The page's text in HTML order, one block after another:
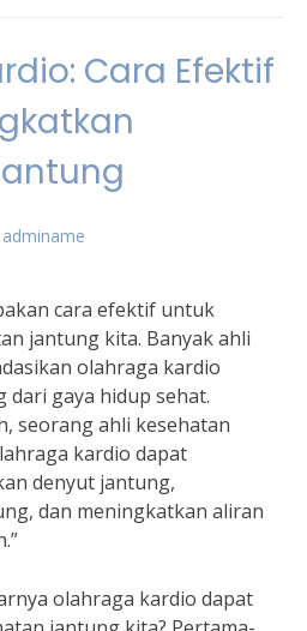
Cara Efektif
adminame
cara efektif untuk
jantung kita. Banyak ahli
olahraga kardio
dari gaya hidup sehat.
seorang ahli kesehatan
kardio dapat
denyut jantung,
dan meningkatkan aliran
olahraga kardio dapat